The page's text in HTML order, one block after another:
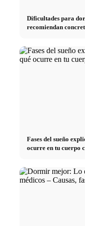
Dificultades para
recomiendan
Fases del sueño
ocurre en tu cuerpo